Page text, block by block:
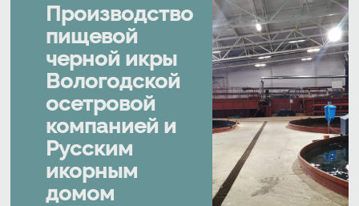
Производство
пищевой
черной икры
Вологодской
осетровой
компанией и
Русским
икорным
домом